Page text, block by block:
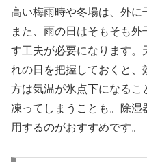
高い梅雨時や冬場は、外に
また、雨の日はそもそも
す工夫が必要になります
れの日を把握しておくと、
方は気温が氷点下になる
凍ってしまうことも。除
用するのがおすすめです。